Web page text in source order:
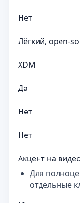
Нет
Лёгкий, open-
XDM
Да
Нет
Нет
Акцент на
Для
отдельные